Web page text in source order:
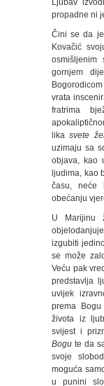
Ljubav
propadne ni
Čini se da
Kovačić
osmišljenim
gornjem
vrata
fratrima
likasvete
uzimaju sa
objava, kao
ljudima, kao
času, neće
obećanju
U Marijinu
izgubiti
se može
Veću pak
predstavlja
uvijek
prema
života iz
svijest i
Bogu te da
svoje
moguća
u punini